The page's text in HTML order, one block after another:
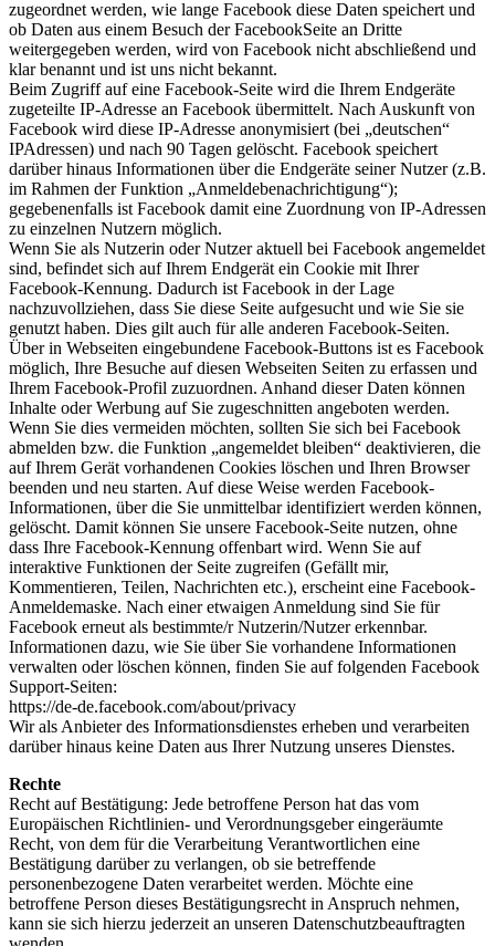
zugeordnet werden, wie lange Facebook diese Daten speichert und
ob Daten aus einem Besuch der FacebookSeite an Dritte
weitergegeben werden, wird von Facebook nicht abschließend und
klar benannt und ist uns nicht bekannt.
Beim Zugriff auf eine Facebook-Seite wird die Ihrem Endgeräte
zugeteilte IP-Adresse an Facebook übermittelt. Nach Auskunft von
Facebook wird diese IP-Adresse anonymisiert (bei „deutschen“
IPAdressen) und nach 90 Tagen gelöscht. Facebook speichert
darüber hinaus Informationen über die Endgeräte seiner Nutzer (z.B.
im Rahmen der Funktion „Anmeldebenachrichtigung“);
gegebenenfalls ist Facebook damit eine Zuordnung von IP-Adressen
zu einzelnen Nutzern möglich.
Wenn Sie als Nutzerin oder Nutzer aktuell bei Facebook angemeldet
sind, befindet sich auf Ihrem Endgerät ein Cookie mit Ihrer
Facebook-Kennung. Dadurch ist Facebook in der Lage
nachzuvollziehen, dass Sie diese Seite aufgesucht und wie Sie sie
genutzt haben. Dies gilt auch für alle anderen Facebook-Seiten.
Über in Webseiten eingebundene Facebook-Buttons ist es Facebook
möglich, Ihre Besuche auf diesen Webseiten Seiten zu erfassen und
Ihrem Facebook-Profil zuzuordnen. Anhand dieser Daten können
Inhalte oder Werbung auf Sie zugeschnitten angeboten werden.
Wenn Sie dies vermeiden möchten, sollten Sie sich bei Facebook
abmelden bzw. die Funktion „angemeldet bleiben“ deaktivieren, die
auf Ihrem Gerät vorhandenen Cookies löschen und Ihren Browser
beenden und neu starten. Auf diese Weise werden Facebook-
Informationen, über die Sie unmittelbar identifiziert werden können,
gelöscht. Damit können Sie unsere Facebook-Seite nutzen, ohne
dass Ihre Facebook-Kennung offenbart wird. Wenn Sie auf
interaktive Funktionen der Seite zugreifen (Gefällt mir,
Kommentieren, Teilen, Nachrichten etc.), erscheint eine Facebook-
Anmeldemaske. Nach einer etwaigen Anmeldung sind Sie für
Facebook erneut als bestimmte/r Nutzerin/Nutzer erkennbar.
Informationen dazu, wie Sie über Sie vorhandene Informationen
verwalten oder löschen können, finden Sie auf folgenden Facebook
Support-Seiten:
https://de-de.facebook.com/about/privacy
Wir als Anbieter des Informationsdienstes erheben und verarbeiten
darüber hinaus keine Daten aus Ihrer Nutzung unseres Dienstes.
Rechte
Recht auf Bestätigung: Jede betroffene Person hat das vom
Europäischen Richtlinien- und Verordnungsgeber eingeräumte
Recht, von dem für die Verarbeitung Verantwortlichen eine
Bestätigung darüber zu verlangen, ob sie betreffende
personenbezogene Daten verarbeitet werden. Möchte eine
betroffene Person dieses Bestätigungsrecht in Anspruch nehmen,
kann sie sich hierzu jederzeit an unseren Datenschutzbeauftragten